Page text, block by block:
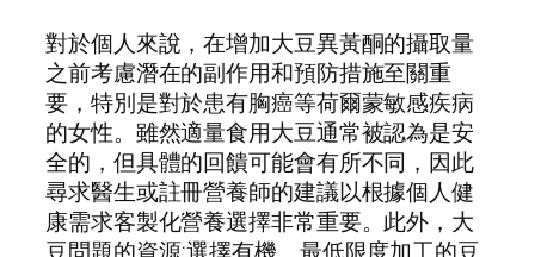
對於個人來說，在增加大豆異黃酮的攝取量
之前考慮潛在的副作用和預防措施至關重
要，特別是對於患有胸癌等荷爾蒙敏感疾病
的女性。雖然適量食用大豆通常被認為是安
全的，但具體的回饋可能會有所不同，因此
尋求醫生或註冊營養師的建議以根據個人健
康需求客製化營養選擇非常重要。此外，大